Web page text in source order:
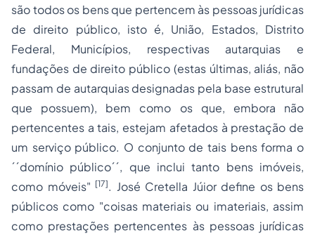
são todos os bens que pertencem às pessoas jurídicas
de direito público, isto é, União, Estados, Distrito
Federal, Municípios, respectivas autarquias e
fundações de direito público (estas últimas, aliás, não
passam de autarquias designadas pela base estrutural
que possuem), bem como os que, embora não
pertencentes a tais, estejam afetados à prestação de
um serviço público. O conjunto de tais bens forma o
´´domínio público´´, que inclui tanto bens imóveis,
como móveis" [17]. José Cretella Júior define os bens
públicos como "coisas materiais ou imateriais, assim
como prestações pertencentes às pessoas jurídicas